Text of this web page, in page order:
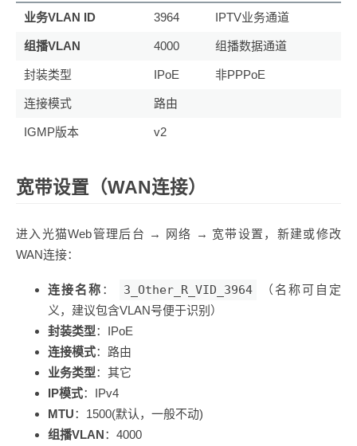
业务VLAN ID 3964 IPTV业务通道
组播VLAN 4000 组播数据通道
封装类型 IPoE 非PPPoE
连接模式 路由
IGMP版本 v2
宽带设置（WAN连接）
进入光猫Web管理后台 → 网络 → 宽带设置，新建或修改
WAN连接：
连接名称 ： 3_Other_R_VID_3964
（名称可自定
义，建议包含VLAN号便于识别）
封装类型：IPoE
连接模式：路由
业务类型：其它
IP模式：IPv4
MTU：1500(默认，一般不动)
组播VLAN：4000